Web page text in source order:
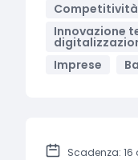
Innovazione
Imprese
Scadenza: 16